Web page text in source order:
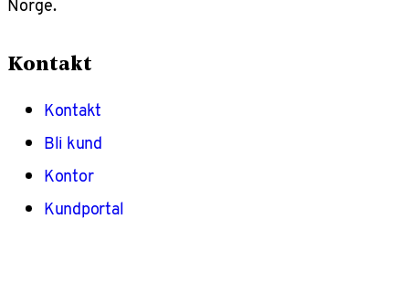
Kontakt
Kontakt
Bli kund
Kontor
Kundportal